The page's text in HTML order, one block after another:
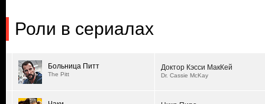
Роли в сериалах
Больница Питт
The Pitt
Доктор Кэсси МакКей
Dr. Cassie McKay